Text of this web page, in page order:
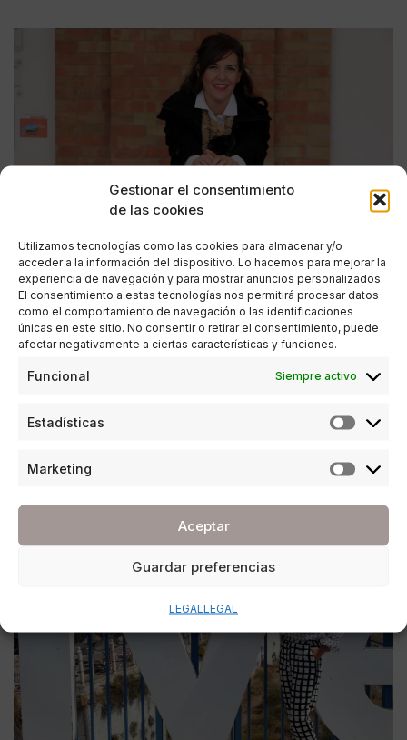
Gestionar el consentimiento
de las cookies
Utilizamos tecnologías como las cookies para almacenar y/o
acceder a la información del dispositivo. Lo hacemos para mejorar la
experiencia de navegación y para mostrar anuncios personalizados.
El consentimiento a estas tecnologías nos permitirá procesar datos
como el comportamiento de navegación o las identificaciones
únicas en este sitio. No consentir o retirar el consentimiento, puede
afectar negativamente a ciertas características y funciones.
Funcional Siempre activo
Estadísticas
Marketing
Aceptar
Guardar preferencias
LEGAL LEGAL
ENTREVISTAS